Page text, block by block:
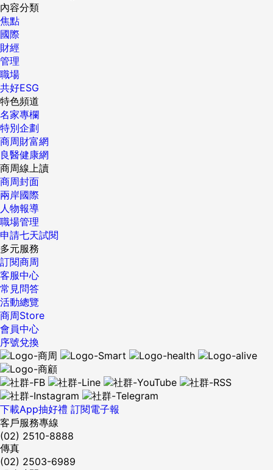
內容分類
焦點
國際
財經
管理
職場
共好ESG
特色頻道
名家專欄
特別企劃
商周財富網
良醫健康網
商周線上讀
商周封面
兩岸國際
人物報導
職場管理
申請七天試閱
多元服務
訂閱商周
客服中心
常見問答
活動總覽
商周Store
會員中心
序號兌換
下載App抽好禮 訂閱電子報
客戶服務專線
(02) 2510-8888
傳真
(02) 2503-6989